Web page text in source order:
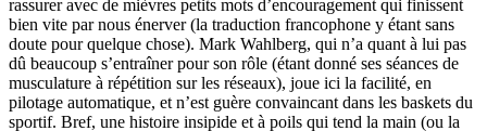
rassurer avec de mièvres petits mots d’encouragement qui finissent
bien vite par nous énerver (la traduction francophone y étant sans
doute pour quelque chose). Mark Wahlberg, qui n’a quant à lui pas
dû beaucoup s’entraîner pour son rôle (étant donné ses séances de
musculature à répétition sur les réseaux), joue ici la facilité, en
pilotage automatique, et n’est guère convaincant dans les baskets du
sportif. Bref, une histoire insipide et à poils qui tend la main (ou la